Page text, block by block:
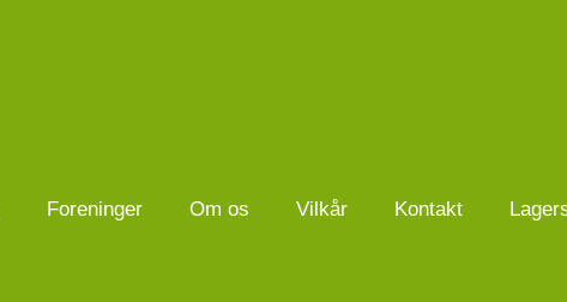
Foreninger Om os Vilkår Kontakt